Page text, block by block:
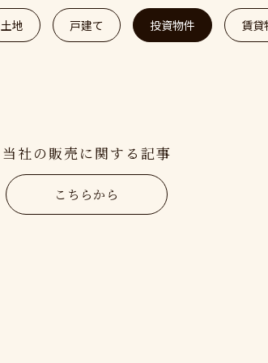
土地 戸建て 投資物件 賃貸
当社の販売に関する記事
こちらから